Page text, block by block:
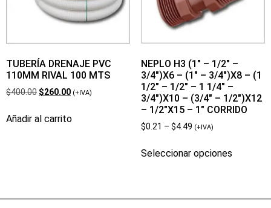
TUBERÍA DRENAJE PVC
110MM RIVAL 100 MTS
$400.00 $260.00 (+IVA)
Añadir al carrito
NEPLO H3 (1″ – 1/2″ –
3/4″)X6 – (1″ – 3/4″)X8 – (1
1/2″ – 1/2″ – 1 1/4″ –
3/4″)X10 – (3/4″ – 1/2″)X12
– 1/2″X15 – 1″ CORRIDO
$0.21 – $4.49 (+IVA)
Seleccionar opciones